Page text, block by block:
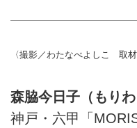
〈撮影／わたなべよしこ 取材
森脇今日子（もりわ
神戸・六甲「